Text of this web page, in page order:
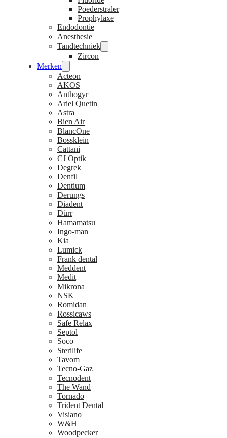
Poederstraler
Prophylaxe
Endodontie
Anesthesie
Tandtechniek
Zircon
Merken
Acteon
AKOS
Anthogyr
Ariel Quetin
Astra
Bien Air
BlancOne
Bossklein
Cattani
CJ Optik
Degrek
Denfil
Dentium
Derungs
Diadent
Dürr
Hamamatsu
Ingo-man
Kia
Lumick
Frank dental
Meddent
Medit
Mikrona
NSK
Romidan
Rossicaws
Safe Relax
Septol
Soco
Sterilife
Tavom
Tecno-Gaz
Tecnodent
The Wand
Tornado
Trident Dental
Visiano
W&H
Woodpecker